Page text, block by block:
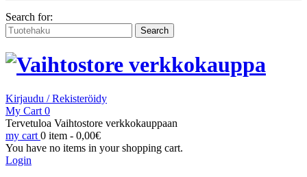
Search for:
Kirjaudu / Rekisteröidy
My Cart 0
Tervetuloa Vaihtostore verkkokauppaan
my cart 0 item - 0,00€
You have no items in your shopping cart.
Login